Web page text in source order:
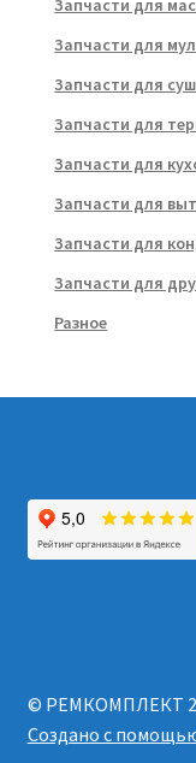
Запчасти для
Запчасти для
Запчасти для
Запчасти для
Запчасти для
Запчасти для
Запчасти для
Запчасти для
Разное
© РЕМКОМПЛЕКТ
Создано с